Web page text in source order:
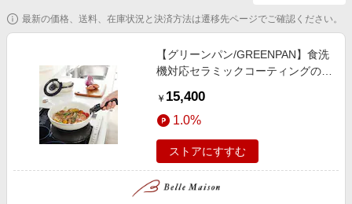
家電・PC・スマホ・カメラ
スポーツ・アウトドア・ゴルフ
インテリア・寝具
ペット・花・DIY・車
電子書籍特集
楽天サービス特集
旅行特集
わくわく夏特集
とことん買い物チャレンジ
Apple公式サイト×楽天カード分割払い
最新の価格、送料、在庫状況と決済方法は遷移先ページでご確認ください。
【グリーンパン/GREENPAN】食洗
機対応セラミックコーティングの取
リックシェフ」 【IH/ガス火対応】
￥ 15,400
1.0%
ストアにすすむ